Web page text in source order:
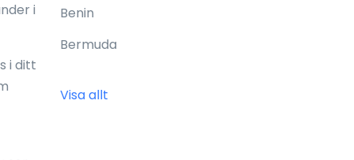
i
i ditt
Benin
Bermuda
Visa allt